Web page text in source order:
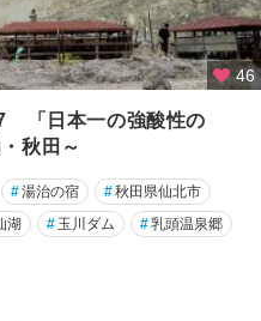
46
「日本一の強酸性の
秋田～
#湯治の宿 #秋田県仙北市
湖 # 玉川ダム #乳頭温泉郷